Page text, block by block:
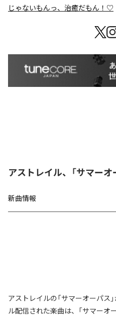
じゃないもんっ、治癒だもん！♡
アストレイル、「サマーオ
新曲情報
アストレイルの「サマーオーパス
ル配信された楽曲は、「サマーオ